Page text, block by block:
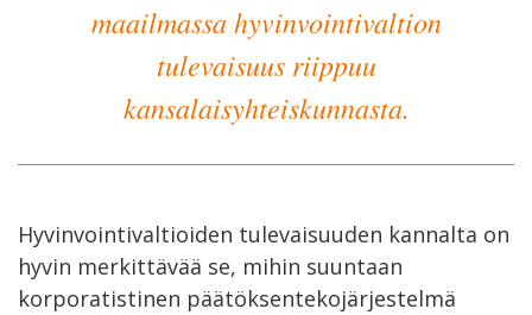
maailmassa hyvinvointivaltion
tulevaisuus riippuu
kansalaisyhteiskunnasta.
Hyvinvointivaltioiden tulevaisuuden kannalta on
hyvin merkittävää se, mihin suuntaan
korporatistinen päätöksentekojärjestelmä